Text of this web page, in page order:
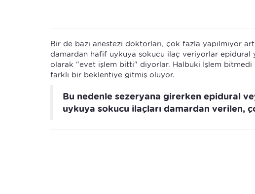
Bir de bazı anestezi doktorları, çok fazla yapılmıyor
damardan hafif uykuya sokucu ilaç veriyorlar epidural
olarak "evet işlem bitti" diyorlar. Halbuki İşlem bitmedi
farklı bir beklentiye gitmiş oluyor.
Bu nedenle sezeryana girerken epidural
uykuya sokucu ilaçları damardan verilen,